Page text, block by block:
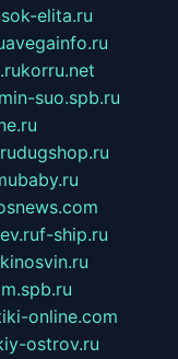
elita.ru
avegainfo.ru
korru.net
suo.spb.ru
dugshop.ru
f-ship.ru
kinosvin.ru
online.com
ostrov.ru